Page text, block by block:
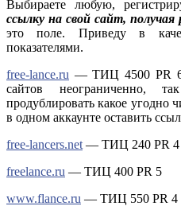
Выбираете любую,
ссылку на свой сайт,
это поле. Приведу в
показателями.
free-lance.ru — ТИЦ 4500 PR 6
сайтов неограниченно,
продублировать какое угодно
в одном аккаунте оставить
free-lancers.net — ТИЦ 240 PR 4
freelance.ru — ТИЦ 400 PR 5
www.flance.ru — ТИЦ 550 PR 4